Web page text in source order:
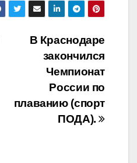
В Краснодаре
закончился
Чемпионат
России по
плаванию (спорт
ПОДА).